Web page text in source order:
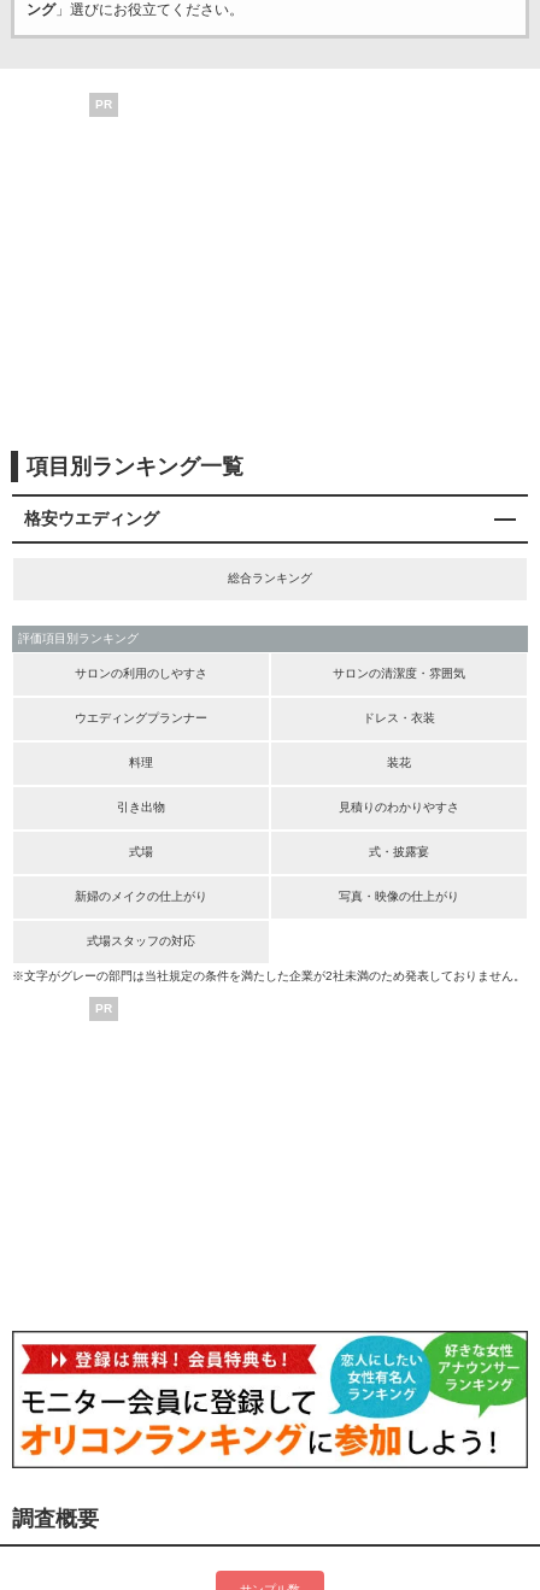
ング」選びにお役立てください。
PR
項目別ランキング一覧
格安ウエディング
総合ランキング
評価項目別ランキング
サロンの利用のしやすさ サロンの清潔度・雰囲気
ウエディングプランナー ドレス・衣装
料理 装花
引き出物 見積りのわかりやすさ
式場 式・披露宴
新婦のメイクの仕上がり 写真・映像の仕上がり
式場スタッフの対応
※文字がグレーの部門は当社規定の条件を満たした企業が2社未満のため発表しておりません。
PR
調査概要